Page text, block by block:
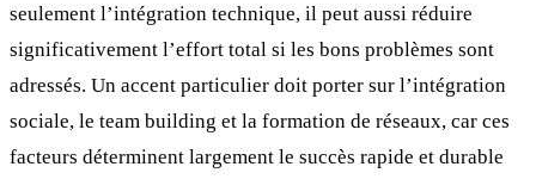
seulement l’intégration technique, il peut aussi réduire
significativement l’effort total si les bons problèmes sont
adressés. Un accent particulier doit porter sur l’intégration
sociale, le team building et la formation de réseaux, car ces
facteurs déterminent largement le succès rapide et durable